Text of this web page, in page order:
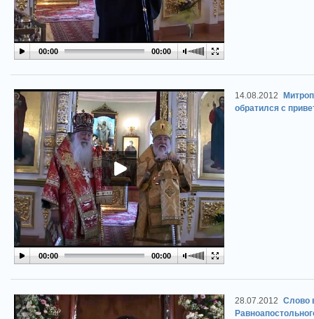
00:00 00:00
00:00 00:00
14.08.2012
обратился с
28.07.2012 Слово